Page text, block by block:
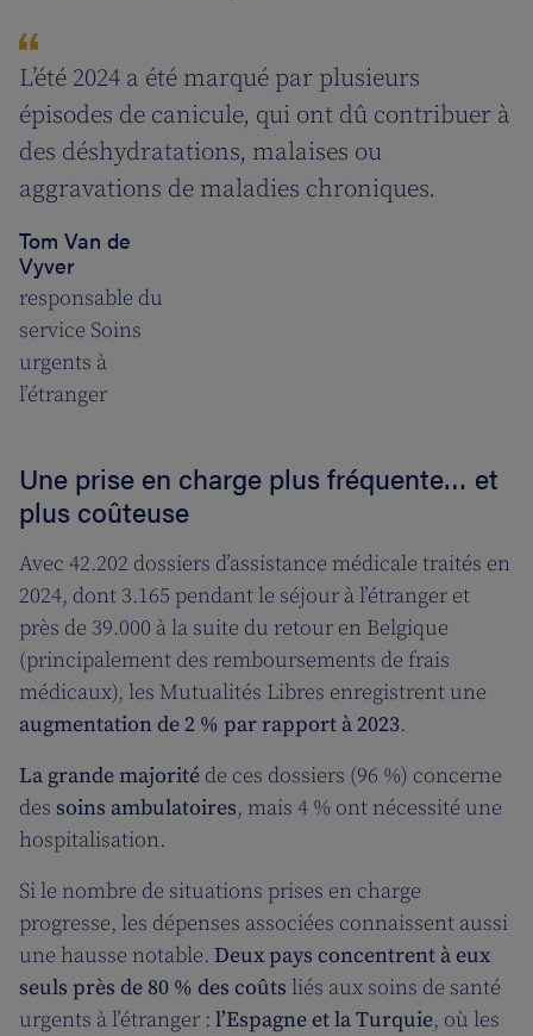
Tom Van de
Vyver
responsable du
service Soins
urgents à
l’étranger
L’été 2024 a été marqué par plusieurs
épisodes de canicule, qui ont dû contribuer à
des déshydratations, malaises ou
aggravations de maladies chroniques.
Une prise en charge plus fréquente… et
plus coûteuse
Avec 42.202 dossiers d’assistance médicale traités en
2024, dont 3.165 pendant le séjour à l’étranger et
près de 39.000 à la suite du retour en Belgique
(principalement des remboursements de frais
médicaux), les Mutualités Libres enregistrent une
augmentation de 2 % par rapport à 2023.
La grande majorité de ces dossiers (96 %) concerne
des soins ambulatoires, mais 4 % ont nécessité une
hospitalisation.
Si le nombre de situations prises en charge
progresse, les dépenses associées connaissent aussi
une hausse notable. Deux pays concentrent à eux
seuls près de 80 % des coûts liés aux soins de santé
urgents à l’étranger : l’Espagne et la Turquie, où les